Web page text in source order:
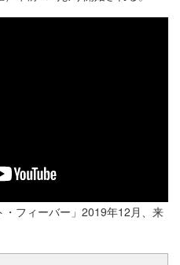
・フィーバー」2019年12月、来